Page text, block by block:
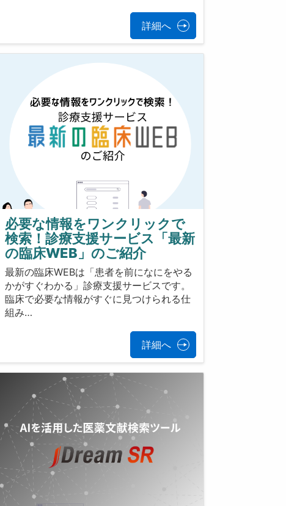
詳細へ
必要な情報をワンクリックで
検索！診療支援サービス「最新
の臨床WEB」のご紹介
最新の臨床WEBは「患者を前になにをやる
かがすぐわかる」診療支援サービスです。
臨床で必要な情報がすぐに見つけられる仕
組み…
詳細へ